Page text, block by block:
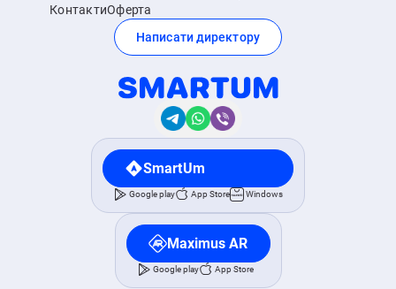
КонтактиОферта
Написати директору
SmartUm
Google play App Store Windows
Maximus AR
Google play App Store